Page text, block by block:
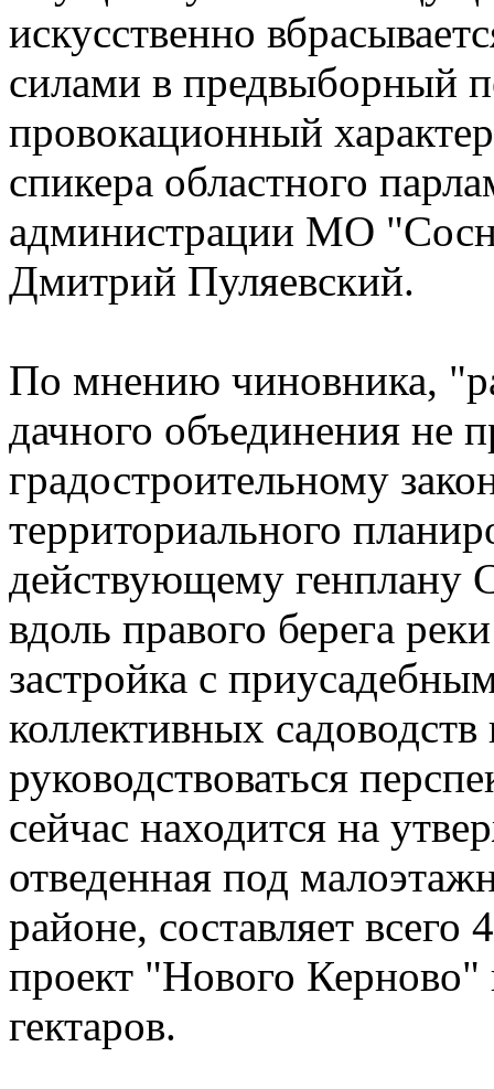
искусственно
силами в предвыборный
провокационный
спикера областного
администрации МО
Дмитрий Пуляевский.
По мнению чиновника,
дачного объединения не
градостроительному
территориального
действующему генплану
вдоль правого берега
застройка с
коллективных
руководствоваться
сейчас находится на
отведенная под
районе, составляет всего
проект "Нового Керново"
гектаров.